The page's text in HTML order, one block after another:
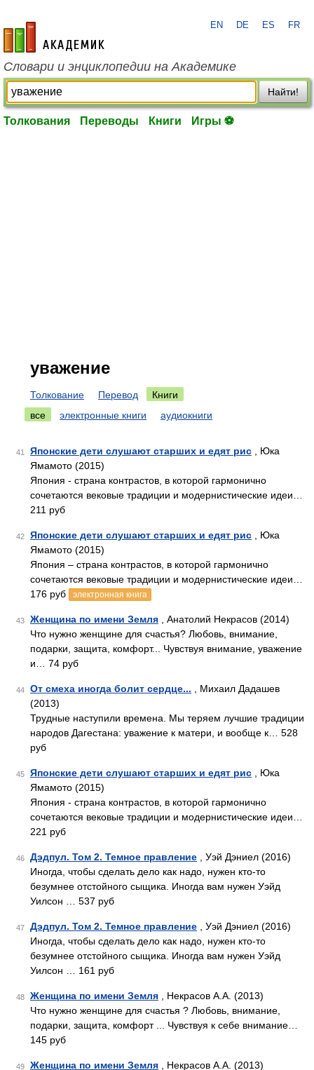
academic.ru
EN DE ES FR
Словари и энциклопедии на Академике
Найти!
Толкования Переводы Книги Игры ⚽
уважение
Толкование Перевод
Книги
все
электронные книги аудиокниги
41 Японские дети слушают старших и едят рис , Юка
Ямамото (2015)
Япония - страна контрастов, в которой гармонично
сочетаются вековые традиции и модернистические идеи…
211 руб
42 Японские дети слушают старших и едят рис , Юка
Ямамото (2015)
Япония – страна контрастов, в которой гармонично
сочетаются вековые традиции и модернистические идеи…
176 руб
электронная книга
43 Женщина по имени Земля , Анатолий Некрасов (2014)
Что нужно женщине для счастья? Любовь, внимание,
подарки, защита, комфорт... Чувствуя внимание, уважение
и… 74 руб
44 От смеха иногда болит сердце... , Михаил Дадашев
(2013)
Трудные наступили времена. Мы теряем лучшие традиции
народов Дагестана: уважение к матери, и вообще к… 528
руб
45 Японские дети слушают старших и едят рис , Юка
Ямамото (2015)
Япония - страна контрастов, в которой гармонично
сочетаются вековые традиции и модернистические идеи…
221 руб
46 Дэдпул. Том 2. Темное правление , Уэй Дэниел (2016)
Иногда, чтобы сделать дело как надо, нужен кто-то
безумнее отстойного сыщика. Иногда вам нужен Уэйд
Уилсон … 537 руб
47 Дэдпул. Том 2. Темное правление , Уэй Дэниел (2016)
Иногда, чтобы сделать дело как надо, нужен кто-то
безумнее отстойного сыщика. Иногда вам нужен Уэйд
Уилсон … 161 руб
48 Женщина по имени Земля , Некрасов А.А. (2013)
Что нужно женщине для счастья ? Любовь, внимание,
подарки, защита, комфорт ... Чувствуя к себе внимание…
145 руб
49 Женщина по имени Земля , Некрасов А.А. (2013)